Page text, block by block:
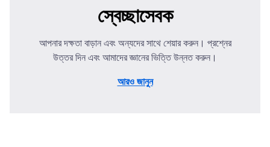
স্বেচ্ছাসেবক
আপনার দক্ষতা বাড়ান এবং অন্যদের সাথে শেয়ার করুন। প্রশ্নের
উত্তর দিন এবং আমাদের জ্ঞানের ভিত্তি উন্নত করুন।
আরও জানুন